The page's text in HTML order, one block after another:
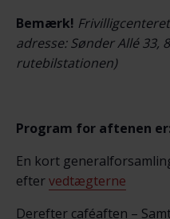
Bemærk!
adresse: Sønder Allé 33,
rutebilstationen)
Program for aftenen
En kort
eftervedtægterne
Derefter caféaften –